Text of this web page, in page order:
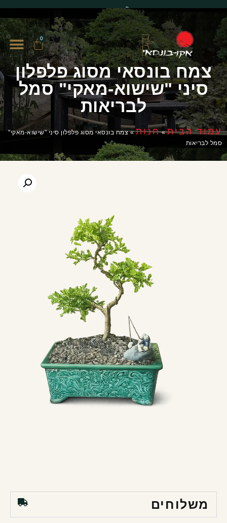
0
0
צמח בונסאי מסוג פלפלון
סיני "שישוא-מאקי" סמל
לבריאות
עמוד הבית»חנות»צמח בונסאי מסוג פלפלון סיני "שישוא-מאקי"
סמל לבריאות
משלוחים